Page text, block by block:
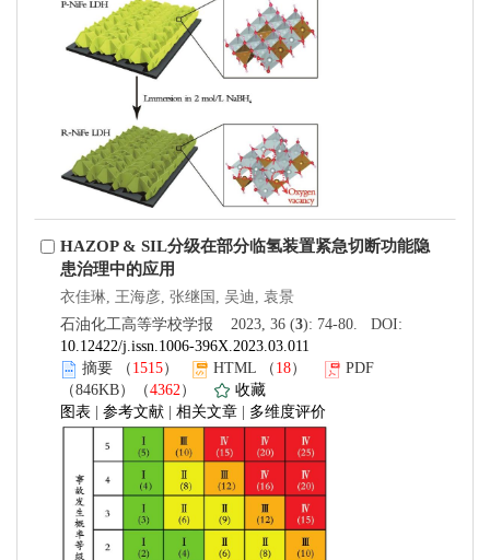
HAZOP & SIL分级在部分临氢装置紧急切断功能隐
患治理中的应用
衣佳琳, 王海彦, 张继国, 吴迪, 袁景
石油化工高等学校学报 2023, 36 (3): 74-80. DOI:
10.12422/j.issn.1006-396X.2023.03.011
摘要 （ 1515） HTML （ 18）
PDF
（846KB）（4362 ）
收藏
图表
参考文献 相关文章 多维度评价